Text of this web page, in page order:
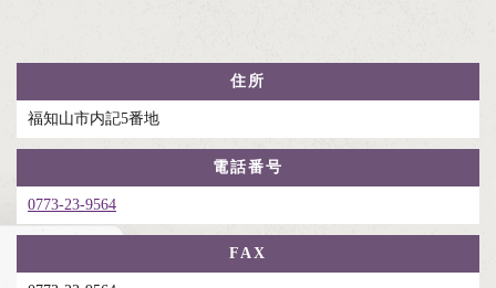
住所
福知山市内記5番地
電話番号
0773-23-9564
FAX